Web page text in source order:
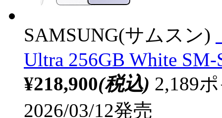
SAMSUNG(サムスン)
Ultra 256GB White SM-
¥218,900(税込) 2,189
2026/03/12発売